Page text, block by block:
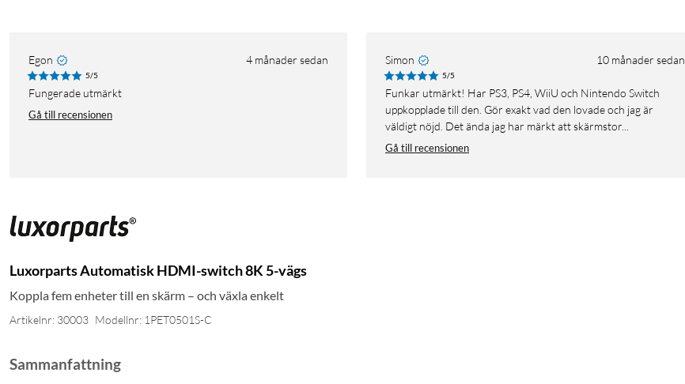
Egon 4 månader sedan
5/5
Fungerade utmärkt
Gå till recensionen
Simon 10 månader sedan
5/5
Funkar utmärkt! Har PS3, PS4, WiiU och Nintendo Switch
uppkopplade till den. Gör exakt vad den lovade och jag är
väldigt nöjd. Det ända jag har märkt att skärmstor...
Gå till recensionen
Luxorparts Automatisk HDMI-switch 8K 5-vägs
Koppla fem enheter till en skärm – och växla enkelt
Artikelnr: 30003 Modellnr: 1PET0501S-C
Sammanfattning